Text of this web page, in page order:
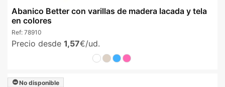
Abanico Better con varillas de madera lacada y tela
en colores
Ref: 78910
Precio desde 1,57€/ud.
No disponible